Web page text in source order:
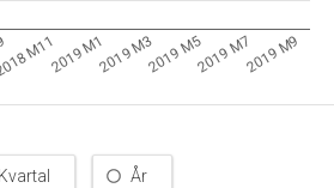
M112019 M12019 M32019 M52019 M72019 M9
Kvartal År